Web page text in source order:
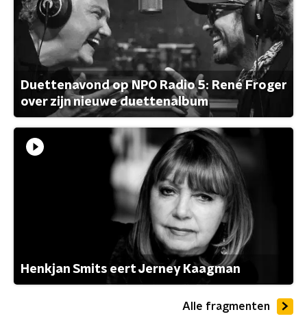
Duettenavond op NPO Radio 5: René Froger
over zijn nieuwe duettenalbum
Henkjan Smits eert Jerney Kaagman
Alle fragmenten